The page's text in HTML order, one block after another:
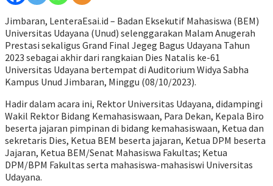
Jimbaran, LenteraEsai.id – Badan Eksekutif Mahasiswa (BEM)
Universitas Udayana (Unud) selenggarakan Malam Anugerah
Prestasi sekaligus Grand Final Jegeg Bagus Udayana Tahun
2023 sebagai akhir dari rangkaian Dies Natalis ke-61
Universitas Udayana bertempat di Auditorium Widya Sabha
Kampus Unud Jimbaran, Minggu (08/10/2023).
Hadir dalam acara ini, Rektor Universitas Udayana, didampingi
Wakil Rektor Bidang Kemahasiswaan, Para Dekan, Kepala Biro
beserta jajaran pimpinan di bidang kemahasiswaan, Ketua dan
sekretaris Dies, Ketua BEM beserta jajaran, Ketua DPM beserta
Jajaran, Ketua BEM/Senat Mahasiswa Fakultas; Ketua
DPM/BPM Fakultas serta mahasiswa-mahasiswi Universitas
Udayana.